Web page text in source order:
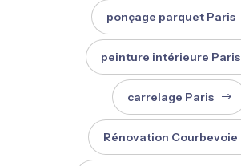
ponçage parquet Paris
peinture intérieure Paris
carrelage Paris
Rénovation Courbevoie